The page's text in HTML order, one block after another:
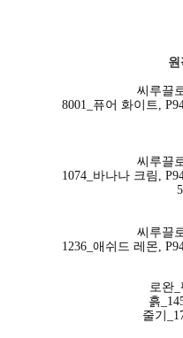
원
씨루끌
8001_퓨어 화이트,
씨루끌
1074_바나나 크림,
씨루끌
1236_애쉬드 레몬,
로완
흙
줄기